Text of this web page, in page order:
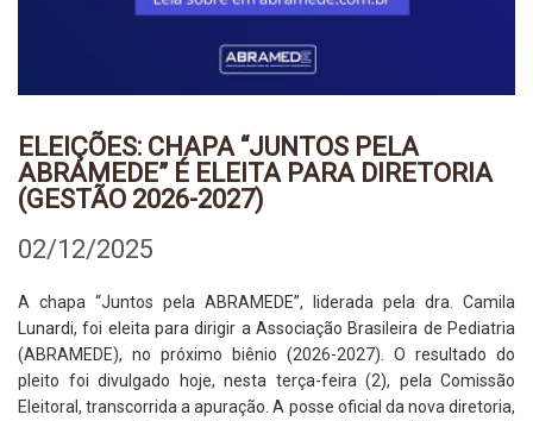
ELEIÇÕES: CHAPA “JUNTOS PELA
ABRAMEDE” É ELEITA PARA DIRETORIA
(GESTÃO 2026-2027)
02/12/2025
A chapa “Juntos pela ABRAMEDE”, liderada pela dra. Camila
Lunardi, foi eleita para dirigir a Associação Brasileira de Pediatria
(ABRAMEDE), no próximo biênio (2026-2027). O resultado do
pleito foi divulgado hoje, nesta terça-feira (2), pela Comissão
Eleitoral, transcorrida a apuração. A posse oficial da nova diretoria,